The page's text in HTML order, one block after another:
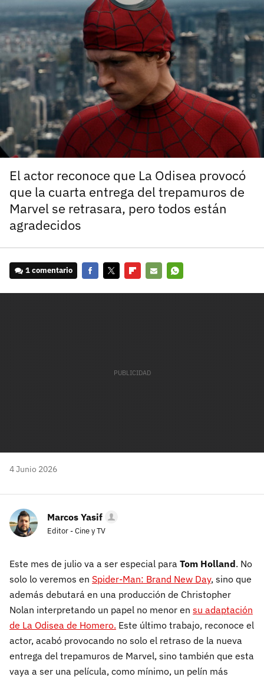
El actor reconoce que La Odisea provocó
que la cuarta entrega del trepamuros de
Marvel se retrasara, pero todos están
agradecidos
1 comentario
4 Junio 2026
Marcos Yasif
Editor - Cine y TV
Este mes de julio va a ser especial para Tom Holland. No
solo lo veremos en Spider-Man: Brand New Day, sino que
además debutará en una producción de Christopher
Nolan interpretando un papel no menor en su adaptación
de La Odisea de Homero. Este último trabajo, reconoce el
actor, acabó provocando no solo el retraso de la nueva
entrega del trepamuros de Marvel, sino también que esta
vaya a ser una película, como mínimo, un pelín más
¿Todavía no tienes cuenta?
Regístrate gratis
El inicio de sesión con Facebook ya no está
disponible, pero puedes seguir usando tu cuenta
de 3DJuegos:
Recupera tu acceso con Facebook
carácter inicial), pero no mayúsculas, espacios, tildes
o caracteres especiales.
He leído y acepto lapolitica de privacidad y
de participación
Registrarse en 3DJuegos
Entra con Google
¿Ya tienes cuenta?